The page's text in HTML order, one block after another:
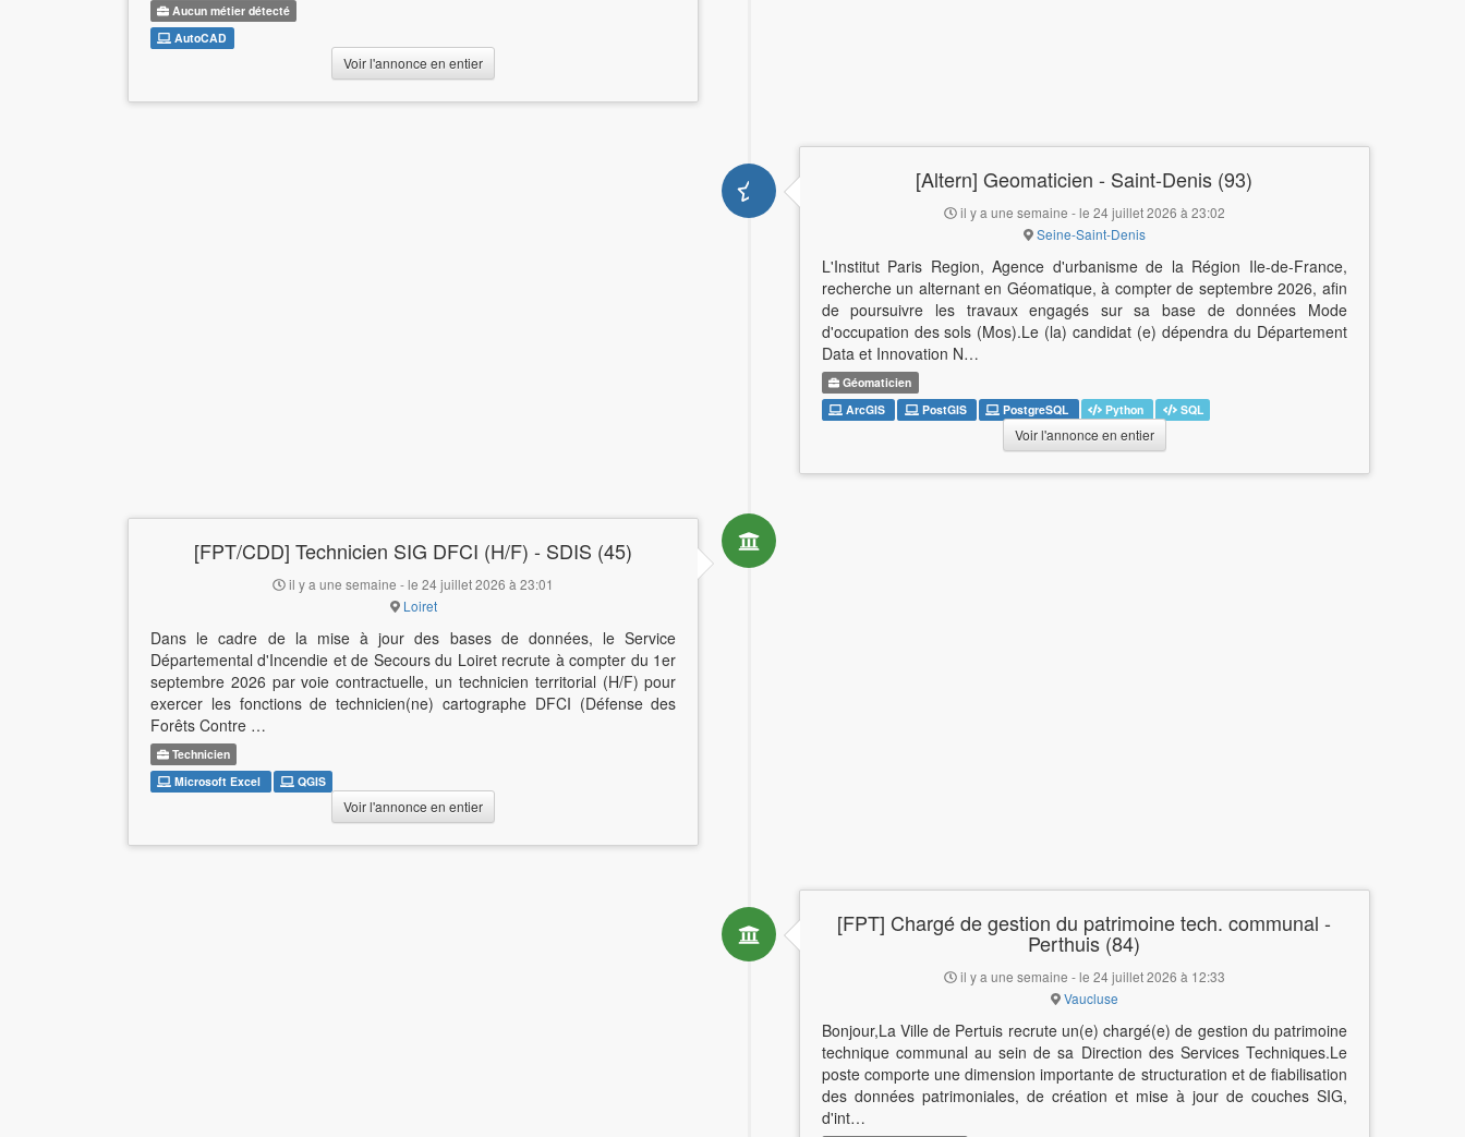
Aucun métier détecté
AutoCAD
Voir l'annonce en entier
[Altern] Geomaticien - Saint-Denis (93)
il y a une semaine - le 24 juillet 2026 à 23:02
Seine-Saint-Denis
L'Institut Paris Region, Agence d'urbanisme de la Région Ile-de-France,
recherche un alternant en Géomatique, à compter de septembre 2026, afin
de poursuivre les travaux engagés sur sa base de données Mode
d'occupation des sols (Mos).Le (la) candidat (e) dépendra du Département
Data et Innovation N…
Géomaticien
ArcGIS
PostGIS PostgreSQL Python SQL
Voir l'annonce en entier
[FPT/CDD] Technicien SIG DFCI (H/F) - SDIS (45)
il y a une semaine - le 24 juillet 2026 à 23:01
Loiret
Dans le cadre de la mise à jour des bases de données, le Service
Départemental d'Incendie et de Secours du Loiret recrute à compter du 1er
septembre 2026 par voie contractuelle, un technicien territorial (H/F) pour
exercer les fonctions de technicien(ne) cartographe DFCI (Défense des
Forêts Contre …
Technicien
Microsoft Excel
QGIS
Voir l'annonce en entier
[FPT] Chargé de gestion du patrimoine tech. communal -
Perthuis (84)
il y a une semaine - le 24 juillet 2026 à 12:33
Vaucluse
Bonjour,La Ville de Pertuis recrute un(e) chargé(e) de gestion du patrimoine
technique communal au sein de sa Direction des Services Techniques.Le
poste comporte une dimension importante de structuration et de fiabilisation
des données patrimoniales, de création et mise à jour de couches SIG,
d'int…